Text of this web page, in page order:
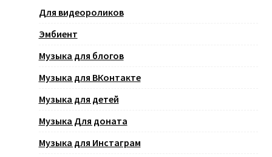
Для видеороликов
Эмбиент
Музыка для блогов
Музыка для ВКонтакте
Музыка для детей
Музыка Для доната
Музыка для Инстаграм